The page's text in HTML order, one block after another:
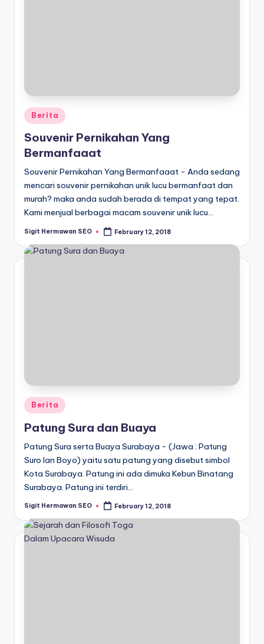
Posted
in
Berita
Souvenir Pernikahan Yang
Bermanfaaat
Souvenir Pernikahan Yang Bermanfaaat - Anda sedang
mencari souvenir pernikahan unik lucu bermanfaat dan
murah? maka anda sudah berada di tempat yang tepat.
Kami menjual berbagai macam souvenir unik lucu…
Posted
Sigit Hermawan SEO February 12, 2018
Posted
in
Berita
Patung Sura dan Buaya
Patung Sura serta Buaya Surabaya - (Jawa : Patung
Suro lan Boyo) yaitu satu patung yang disebut simbol
Kota Surabaya. Patung ini ada dimuka Kebun Binatang
Surabaya. Patung ini terdiri…
Posted
Sigit Hermawan SEO February 12, 2018